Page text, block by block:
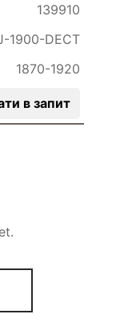
139910
1900-DECT
1870-1920
в запит